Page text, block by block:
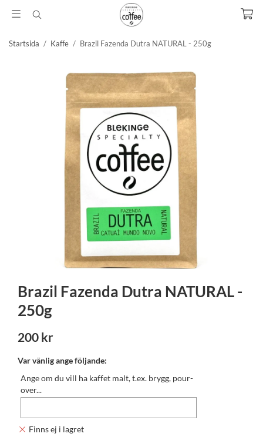
Startsida / Kaffe / Brazil Fazenda Dutra NATURAL - 250g
Brazil Fazenda Dutra NATURAL -
250g
200 kr
Var vänlig ange följande:
Ange om du vill ha kaffet malt, t.ex. brygg, pour-
over...
Finns ej i lagret